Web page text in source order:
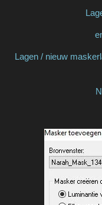
Lagen / nieuw